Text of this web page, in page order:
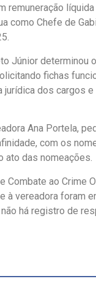
remuneração
como Chefe de
Júnior determinou
fichas
jurídica dos cargos
Ana Portela,
com os
ato das nomeações.
Combate ao Crime
à vereadora foram
há registro de